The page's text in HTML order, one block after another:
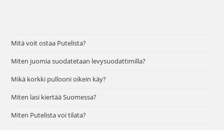
Mitä voit ostaa Putelista?
Miten juomia suodatetaan levysuodattimilla?
Mikä korkki pullooni oikein käy?
Miten lasi kiertää Suomessa?
Miten Putelista voi tilata?